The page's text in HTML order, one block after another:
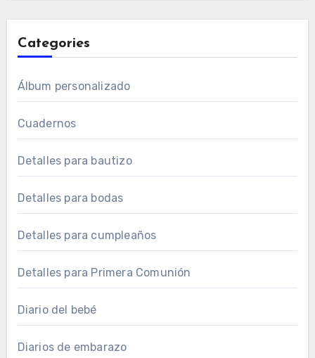
Categories
Álbum personalizado
Cuadernos
Detalles para bautizo
Detalles para bodas
Detalles para cumpleaños
Detalles para Primera Comunión
Diario del bebé
Diarios de embarazo